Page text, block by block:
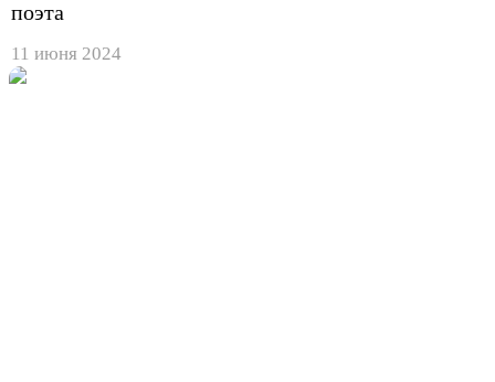
поэта
11 июня 2024